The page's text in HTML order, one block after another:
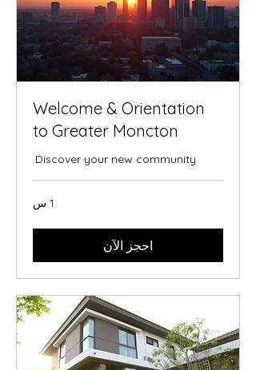
Welcome & Orientation
to Greater Moncton
Discover your new community.
1 س
احجز الآن